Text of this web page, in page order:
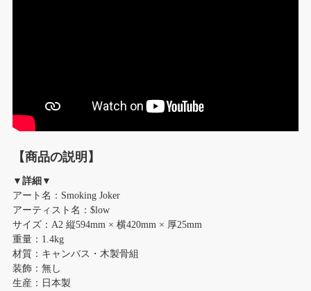
【商品の説明】
▼詳細▼
アート名：Smoking Joker
アーティスト名：$low
サイズ：A2 縦594mm × 横420mm × 厚25mm
重量：1.4kg
材質：キャンバス・木製骨組
装飾：無し
生産：日本製